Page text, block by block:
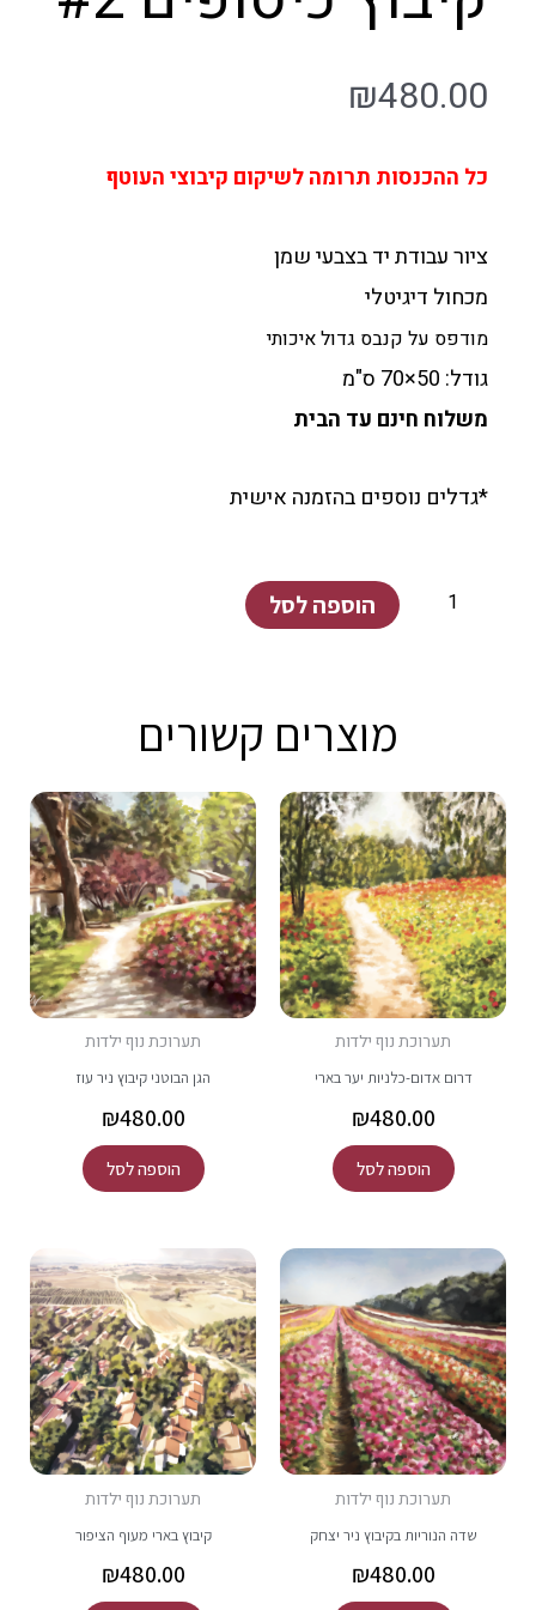
₪480.00
כל ההכנסות תרומה לשיקום קיבוצי העוטף
ציור עבודת יד בצבעי שמן
מכחול דיגיטלי
מודפס על קנבס גדול איכותי
גודל: 50×70 ס"מ
משלוח חינם עד הבית
*גדלים נוספים בהזמנה אישית
כמות
הוספה לסל
מוצרים קשורים
תערוכת נוף ילדות
דרום אדום-כלניות יער בארי
₪480.00
הוספה לסל
תערוכת נוף ילדות
הגן הבוטני קיבוץ ניר עוז
₪480.00
הוספה לסל
תערוכת נוף ילדות
שדה הנוריות בקיבוץ ניר יצחק
₪480.00
תערוכת נוף ילדות
קיבוץ בארי מעוף הציפור
₪480.00